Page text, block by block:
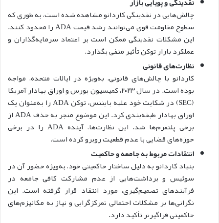
چالش‌هایی در نقدینگی کار‌دانو مشاهده شده است، به طوری که
سطوح مقاومت قوی می‌توانند رشد قیمت ADA را محدود کنند.
این مشکلات نقدینگی ممکن است بر اعتماد سرمایه‌گذاران و
عملکرد بازار توکن تأثیر منفی بگذارد.
نظارت‌های قانونی
کاردانو با چالش‌های قانونی، به‌ویژه در ایالات متحده، مواجه
بوده است. در سال ۲۰۲۳، کمیسیون بورس و اوراق بهادار آمریکا
(SEC) در شکایت خود علیه بایننس، توکن ADA را به‌عنوان یک
اوراق بهادار طبقه‌بندی کرد. این موضوع منجر به حذف ADA از
برخی پلتفرم‌ها شد. این نظارت‌ها، آینده ADA را در برخی
حوزه‌های قضایی با عدم قطعیت روبرو کرده است.
انتقادات مربوط به جامعه و حاکمیت
بنیاد کاردانو به دلیل ساختار حاکمیتی خود، به‌ویژه حضور آن در
سوئیس و برداشت‌هایی از عدم مشارکت کافی جامعه در
فرآیندهای تصمیم‌گیری، مورد انتقاد قرار گرفته است. این
نگرانی‌ها بر مشکلات احتمالی تمرکزگرایی و نیاز به مکانیزم‌های
حاکمیتی فراگیرتر تأکید دارد.